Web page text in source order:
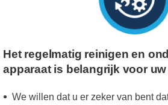
Het regelmatig reinigen en
apparaat is belangrijk voor
We willen dat u er zeker van bent